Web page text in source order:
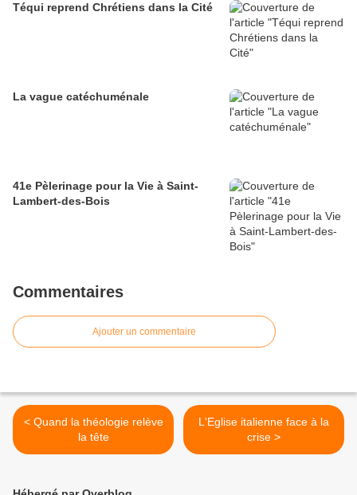
Téqui reprend Chrétiens dans la Cité
La vague catéchuménale
41e Pèlerinage pour la Vie à Saint-
Lambert-des-Bois
Commentaires
Ajouter un commentaire
< Quand la théologie relève
la tête
L'Eglise italienne face à la
crise >